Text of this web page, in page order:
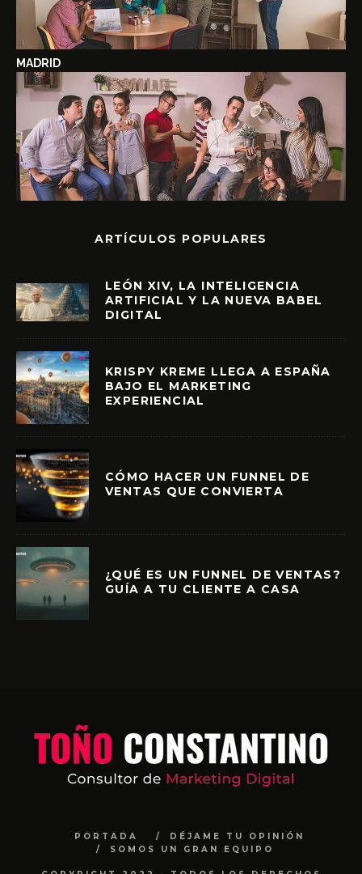
MADRID
ARTÍCULOS POPULARES
LEÓN XIV, LA INTELIGENCIA
ARTIFICIAL Y LA NUEVA BABEL
DIGITAL
KRISPY KREME LLEGA A ESPAÑA
BAJO EL MARKETING
EXPERIENCIAL
CÓMO HACER UN FUNNEL DE
VENTAS QUE CONVIERTA
¿QUÉ ES UN FUNNEL DE VENTAS?
GUÍA A TU CLIENTE A CASA
PORTADA
DÉJAME TU OPINIÓN
SOMOS UN GRAN EQUIPO